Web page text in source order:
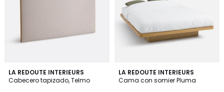
LA REDOUTE INTERIEURS
Cabecero tapizado, Telmo
4,3
/ 5
LA REDOUTE INTERIEURS
Cama con somier Pluma
2,8
/ 5